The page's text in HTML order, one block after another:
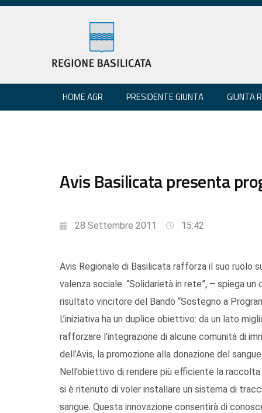
HOME AGR PRESIDENTE GIUNTA GIUNTA
Avis Basilicata presenta
28 Settembre 2011 15:42
Avis Regionale di Basilicata rafforza il suo
valenza sociale. “Solidarietà in rete”, – spiega
risultato vincitore del Bando “Sostegno a
L’iniziativa ha un duplice obiettivo: da un lato
rafforzare l’integrazione di alcune comunità di
dell’Avis, la promozione alla donazione del sangue.
Nell’obiettivo di rendere più efficiente la
si è ritenuto di voler installare un sistema di
sangue. Questa innovazione consentirà di